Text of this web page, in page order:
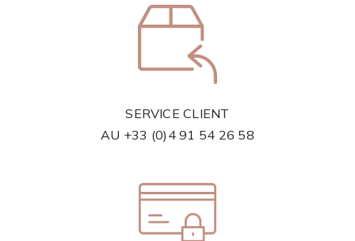
SERVICE CLIENT
AU +33 (0)4 91 54 26 58